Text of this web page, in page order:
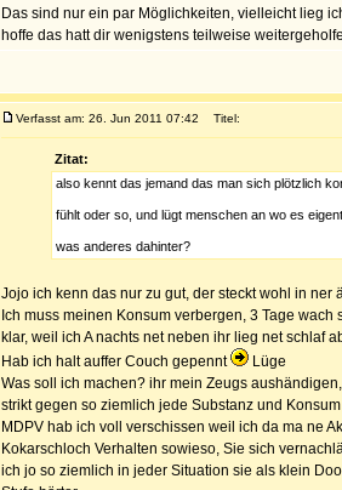
Das sind nur ein par Möglichkeiten, vielleicht lieg
hoffe das hatt dir wenigstens teilweise
Verfasst am: 26. Jun 2011 07:42 Titel:
Zitat:
also kennt das jemand das man sich plötzlich
fühlt oder so, und lügt menschen an wo es
was anderes dahinter?
Jojo ich kenn das nur zu gut, der steckt wohl in ner
Ich muss meinen Konsum verbergen, 3 Tage
klar, weil ich A nachts net neben ihr lieg net schlaf
Hab ich halt auffer Couch gepennt
Lüge
Was soll ich machen? ihr mein Zeugs
strikt gegen so ziemlich jede Substanz und
MDPV hab ich voll verschissen weil ich da ma ne
Kokarschloch Verhalten sowieso, Sie sich
ich jo so ziemlich in jeder Situation sie als klein